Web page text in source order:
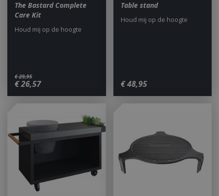
The Bastard Complete
Care Kit
€ 29,95
€26,57
Houd mij op de hoogte
Table stand
€ 48,95
Houd mij op de hoogte